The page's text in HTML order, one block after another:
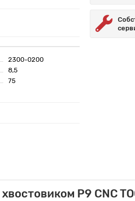
2300-0200
8,5
75
Р9 CNC